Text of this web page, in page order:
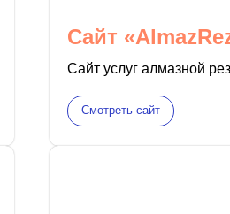
Сайт
Сайт услуг алмазной
Смотреть сайт